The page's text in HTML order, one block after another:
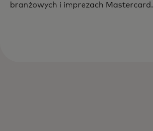
branżowych i imprezach Mastercard.